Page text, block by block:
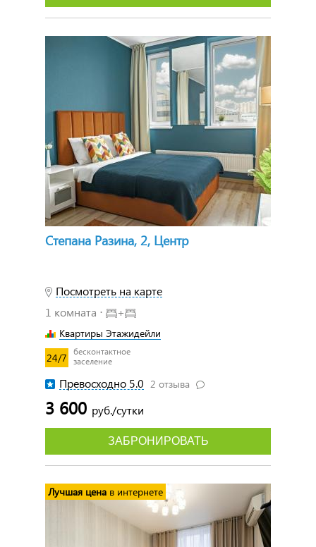
Степана Разина, 2, Центр
Посмотреть на карте
1 комната ⋅
+
Квартиры Этажидейли
24/7
бесконтактное
заселение
Превосходно 5.0 2 отзыва
3 600 руб./сутки
ЗАБРОНИРОВАТЬ
Лучшая цена в интернете